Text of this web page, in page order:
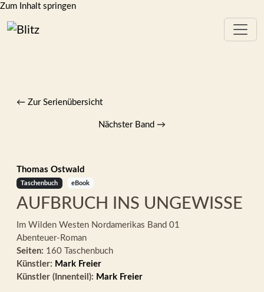
Zum Inhalt springen
← Zur Serienübersicht
Nächster Band →
Thomas Ostwald
Taschenbuch eBook
AUFBRUCH INS UNGEWISSE
Im Wilden Westen Nordamerikas Band 01
Abenteuer-Roman
Seiten: 160 Taschenbuch
Künstler: Mark Freier
Künstler (Innenteil): Mark Freier